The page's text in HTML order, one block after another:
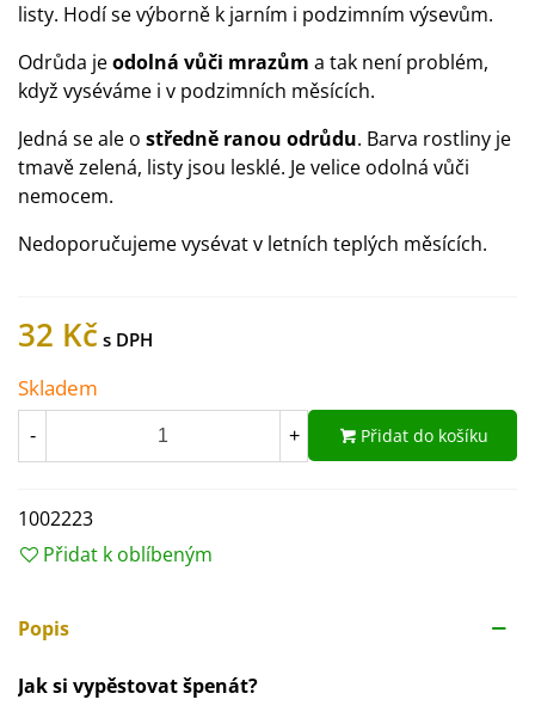
listy. Hodí se výborně k jarním i podzimním výsevům.
Odrůda jeodolná vůči mrazům a tak není problém,
když vyséváme i v podzimních měsících.
Jedná se ale o středně ranou odrůdu. Barva rostliny je
tmavě zelená, listy jsou lesklé. Je velice odolná vůči
nemocem.
Nedoporučujeme vysévat v letních teplých měsících.
32 Kč
Skladem
- + Přidat do košíku
1002223
Přidat k oblíbeným
Popis
Jak si vypěstovat špenát?